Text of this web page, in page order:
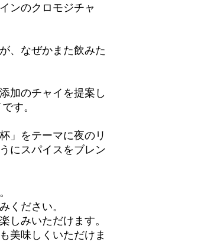
ンのクロモジチャ
、なぜかまた飲みた
加のチャイを提案し
す。
」をテーマに夜のリ
にスパイスをブレン
ください。
しみいただけます。
美味しくいただけま